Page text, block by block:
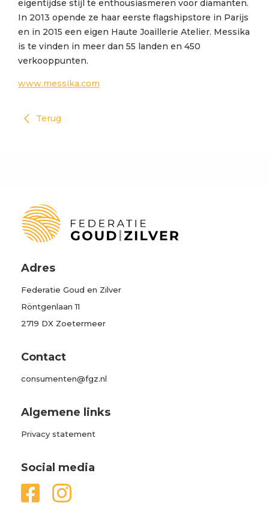
eigentijdse stijl te enthousiasmeren voor diamanten.
In 2013 opende ze haar eerste flagshipstore in Parijs
en in 2015 een eigen Haute Joaillerie Atelier. Messika
is te vinden in meer dan 55 landen en 450
verkooppunten.
www.messika.com
Terug
Adres
Federatie Goud en Zilver
Röntgenlaan 11
2719 DX Zoetermeer
Contact
consumenten@fgz.nl
Algemene links
Privacy statement
Social media
 